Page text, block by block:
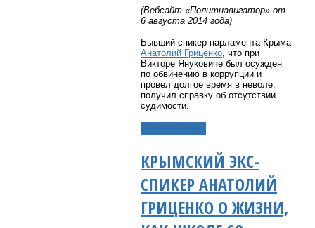
(Вебсайт «Политнавигатор» от
6 августа 2014 года)
Бывший спикер парламента Крыма
Анатолий Гриценко, что при
Викторе Януковиче был осужден
по обвинению в коррупции и
провел долгое время в неволе,
получил справку об отсутствии
судимости.
КРЫМСКИЙ ЭКС-
СПИКЕР АНАТОЛИЙ
ГРИЦЕНКО О ЖИЗНИ,